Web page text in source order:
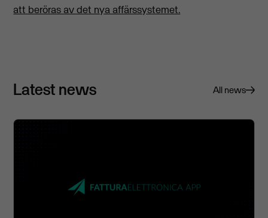
att beröras av det nya affärssystemet.
Latest news All news